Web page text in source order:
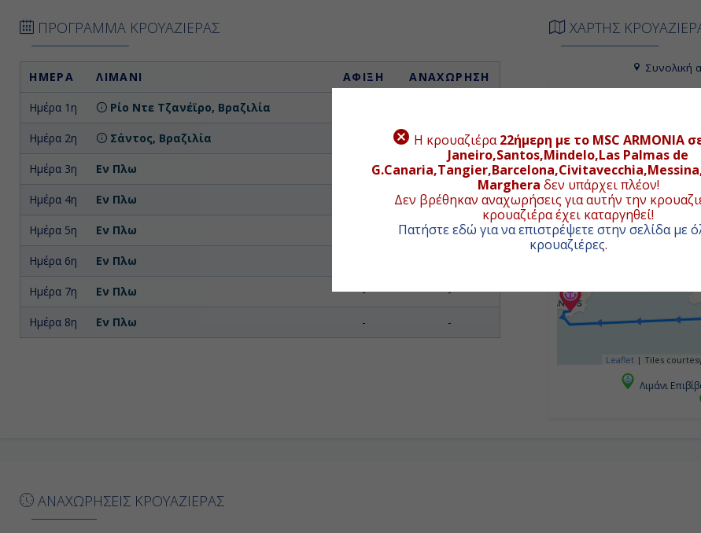
Η κρουαζιέρα22ήμερη με το MSC ARMONIA
Janeiro,Santos,Mindelo,Las Palmas de
Marghera δεν υπάρχει πλέον!
Δεν βρέθηκαν αναχωρήσεις για αυτήν την
κρουαζιέρα έχει καταργηθεί!
Πατήστε εδώ για να επιστρέψετε στην σελίδα με
κρουαζιέρες.
ΠΡΟΓΡΑΜΜΑ ΚΡΟΥΑΖΙΕΡΑΣ
ΗΜΕΡΑ ΛΙΜΑΝΙ ΑΦΙΞΗ ΑΝΑΧΩΡΗΣΗ
Ημέρα 1η Ρίο Ντε Τζανέϊρο, Βραζιλία
Ημέρα 2η Σάντος, Βραζιλία 14:00
Ημέρα 3η Εν Πλω -
Ημέρα 4η Εν Πλω -
Ημέρα 5η Εν Πλω -
Ημέρα 6η Εν Πλω
Ημέρα 7η Εν Πλω - -
Ημέρα 8η Εν Πλω - -
ΧΑΡΤΗΣ
Συνολική
−
Leaflet | Tiles
Λιμάνι
ΑΝΑΧΩΡΗΣΕΙΣ ΚΡΟΥΑΖΙΕΡΑΣ